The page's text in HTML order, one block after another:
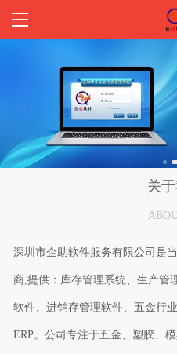
产品介绍
联系我们
关
深圳市企助软件服务有限公司是
商,提供：库存管理系统、生产管
软件、进销存管理软件、五金行
ERP。公司专注于五金、塑胶、